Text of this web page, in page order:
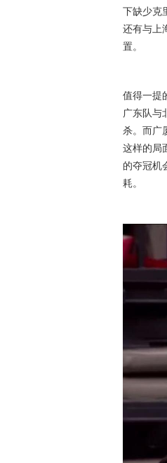
下缺少克
还有与上
置。
值得一提
广东队与
杀。而广
这样的局
的夺冠机
耗。